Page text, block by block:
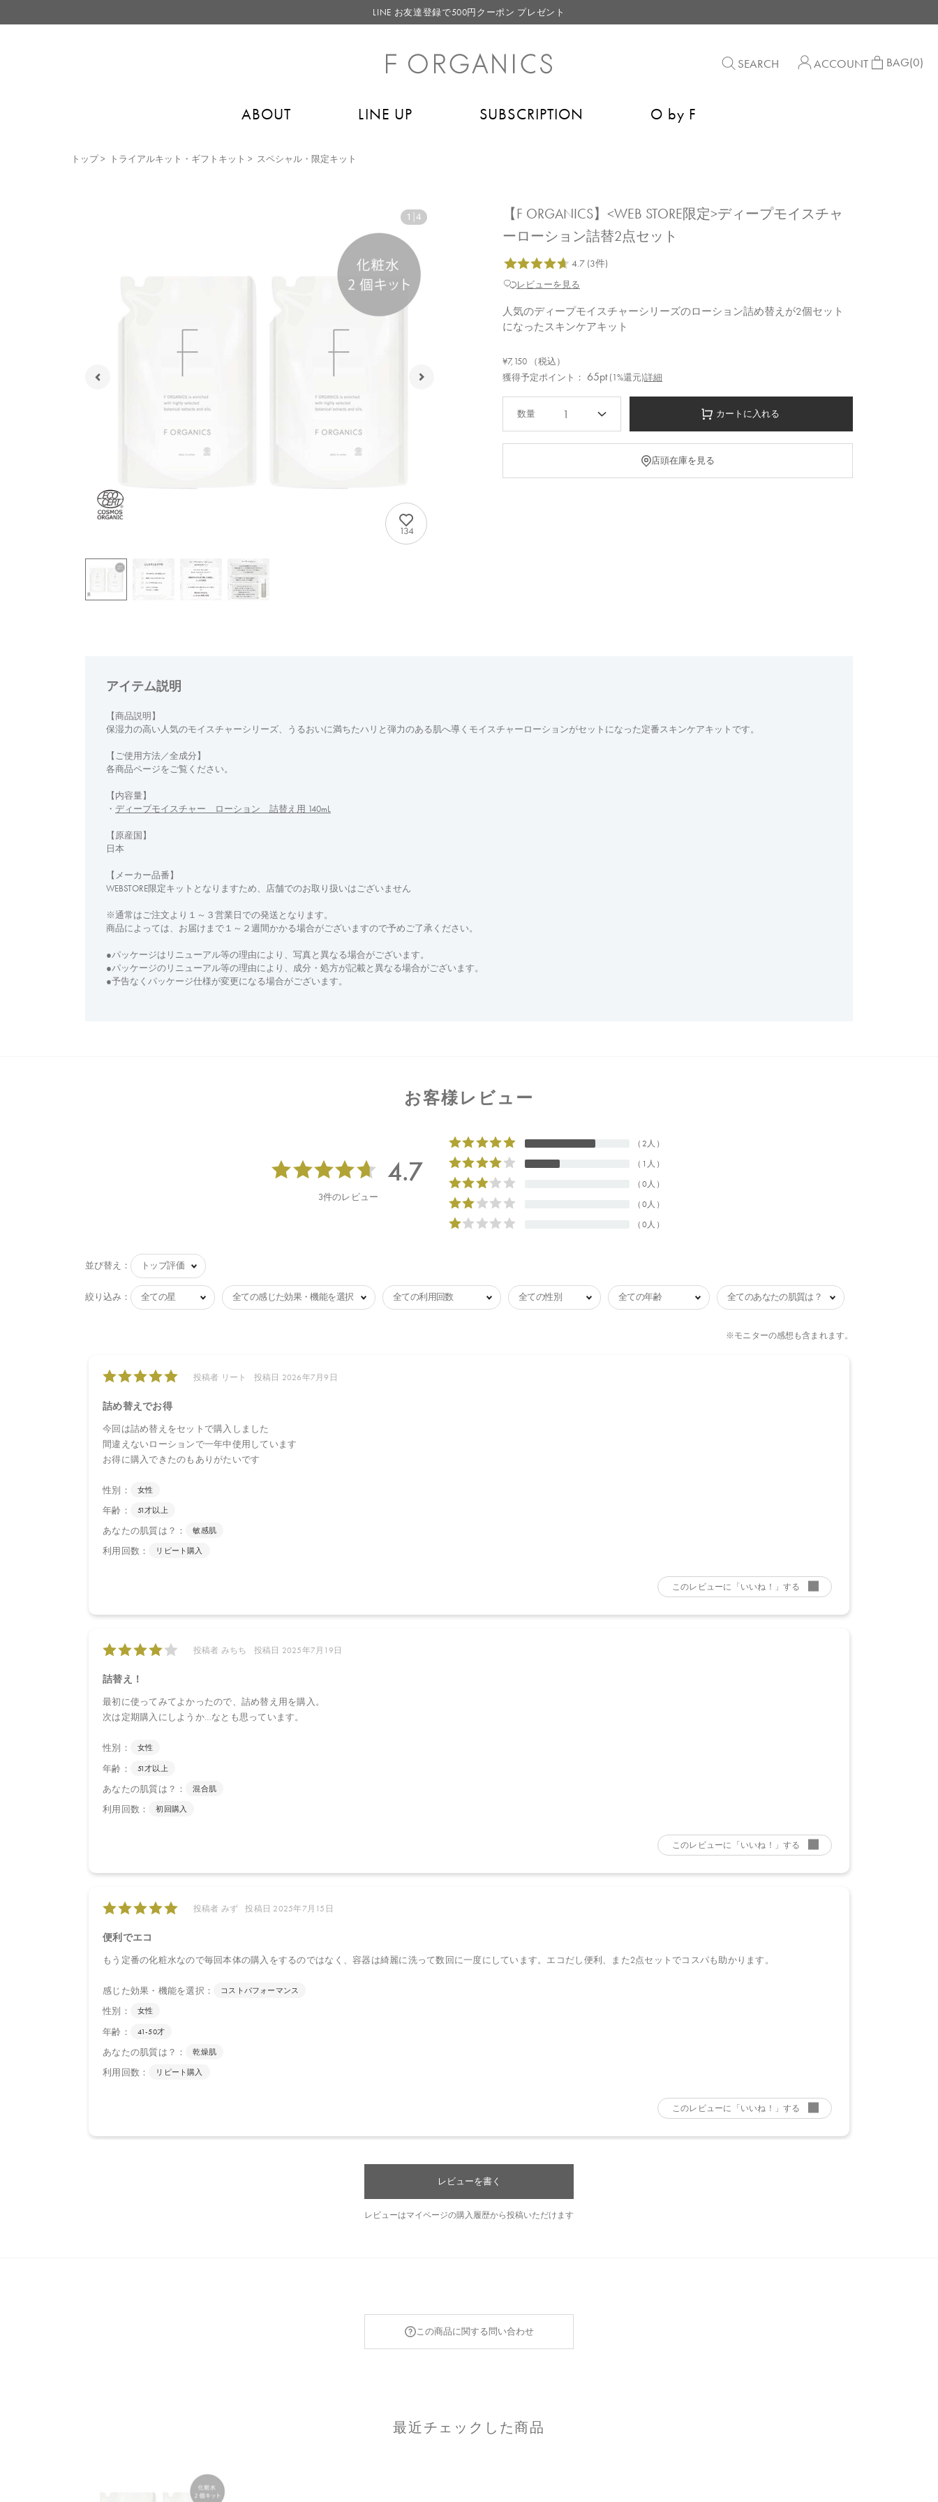
LINE お友達登録で500円クーポン プレゼント
【重要】お盆期間中のお問い合わせと商品配送に関しまして
LINE お友達登録で500円クーポン プレゼント
SEARCH ACCOUNT BAG(0)
ABOUT LINE UP SUBSCRIPTION O by F
トップ> トライアルキット・ギフトキット > スペシャル・限定キット
1 4
134
【F ORGANICS】<WEB STORE限定>ディープモイスチャ
ーローション詰替2点セット
レビューを見る
人気のディープモイスチャーシリーズのローション詰め替えが2個セット
になったスキンケアキット
¥7,150 （税込）
獲得予定ポイント： 65pt (1%還元)詳細
1 カートに入れる
店頭在庫を見る
アイテム説明
【商品説明】
保湿力の高い人気のモイスチャーシリーズ、うるおいに満ちたハリと弾力のある肌へ導くモイスチャーローションがセットになった定番スキンケアキットです。
【ご使用方法／全成分】
各商品ページをご覧ください。
【内容量】
・ ディープモイスチャー ローション 詰替え用 140mL
【原産国】
日本
【メーカー品番】
WEBSTORE限定キットとなりますため、店舗でのお取り扱いはございません
※通常はご注文より１～３営業日での発送となります。
商品によっては、お届けまで１～２週間かかる場合がございますので予めご了承ください。
●パッケージはリニューアル等の理由により、写真と異なる場合がございます。
●パッケージのリニューアル等の理由により、成分・処方が記載と異なる場合がございます。
●予告なくパッケージ仕様が変更になる場合がございます。
お客様レビュー
レビューを書く
レビューはマイページの購入履歴から投稿いただけます
この商品に関する問い合わせ
最近チェックした商品